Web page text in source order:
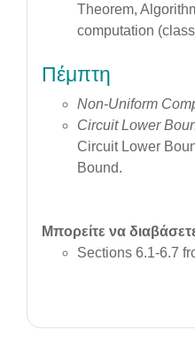
Theorem,
computation
Πέμπτη
Non-Uniform
Circuit Lower
Circuit Lower
Bound.
Μπορείτε να
Sections 6.1-6.7